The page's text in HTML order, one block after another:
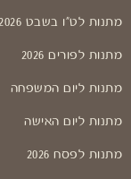
מתנות לט"ו בשבט 2026
מתנות לפורים 2026
מתנות ליום המשפחה
מתנות ליום האישה
מתנות לפסח 2026